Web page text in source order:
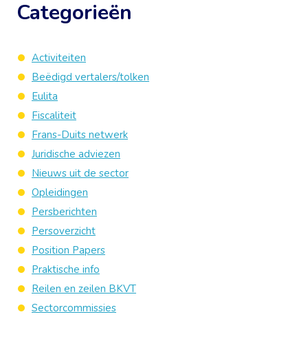
Categorieën
Activiteiten
Beëdigd vertalers/tolken
Eulita
Fiscaliteit
Frans-Duits netwerk
Juridische adviezen
Nieuws uit de sector
Opleidingen
Persberichten
Persoverzicht
Position Papers
Praktische info
Reilen en zeilen BKVT
Sectorcommissies